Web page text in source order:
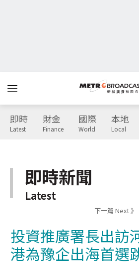
即時
Latest
財金
Finance
國際
World
本地
Local
即時新聞
Latest
下一篇 Next 》
投資推廣署長出訪
港為豫企出海首選